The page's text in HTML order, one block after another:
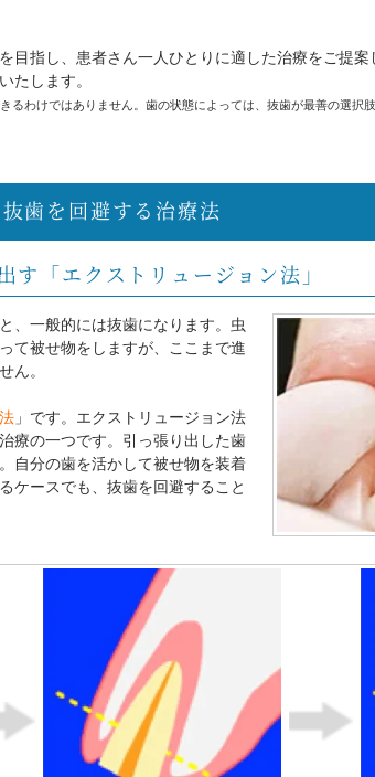
目指し、患者さん一人ひとりに適した治療をご提
たします。
るわけではありません。歯の状態によっては、抜歯が最善の選択
歯を回避する治療法
す「エクストリュージョン法」
、一般的には抜歯になります。虫
て被せ物をしますが、ここまで進
ん。
」です。エクストリュージョン法
療の一つです。引っ張り出した歯
自分の歯を活かして被せ物を装着
ケースでも、抜歯を回避すること